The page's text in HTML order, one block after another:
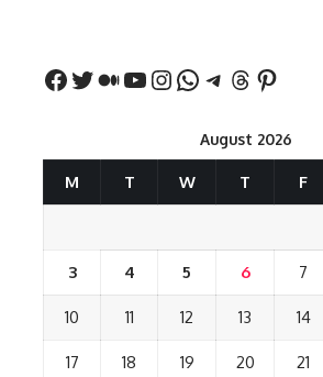
August 2026
M T W T F
3 4 5 6 7
10 11 12 13 14
17 18 19 20 21